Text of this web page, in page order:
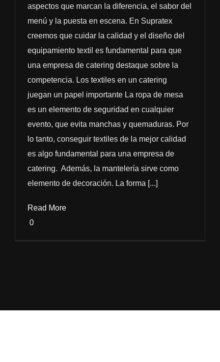
aspectos que marcan la diferencia, el sabor del
menú y la puesta en escena. En Supratex
creemos que cuidar la calidad y el diseño del
equipamiento textil es fundamental para que
una empresa de catering destaque sobre la
competencia. Los textiles en un catering
juegan un papel importante La ropa de mesa
es un elemento de seguridad en cualquier
evento, que evita manchas y quemaduras. Por
lo tanto, conseguir textiles de la mejor calidad
es algo fundamental para una empresa de
catering. Además, la mantelería sirve como
elemento de decoración. La forma [...]
Read More
0